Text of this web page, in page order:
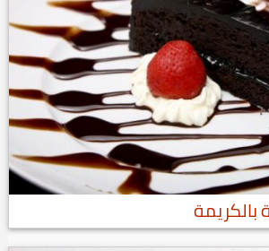
بالكريمة